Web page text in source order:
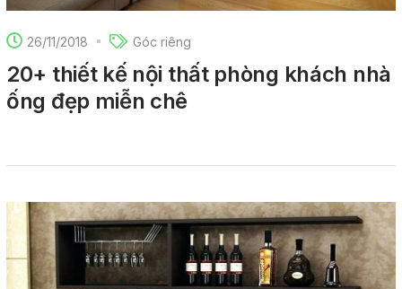
26/11/2018 Góc riêng
20+ thiết kế nội thất phòng khách nhà
ống đẹp miễn chê